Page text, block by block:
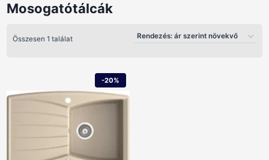
Mosogatótálcák
Összesen 1 találat
-20%